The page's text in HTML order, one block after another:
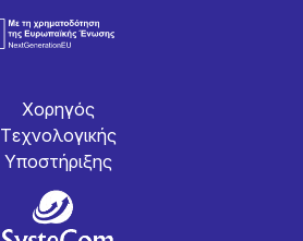
Χορηγός
Tεχνολογικής
Yποστήριξης